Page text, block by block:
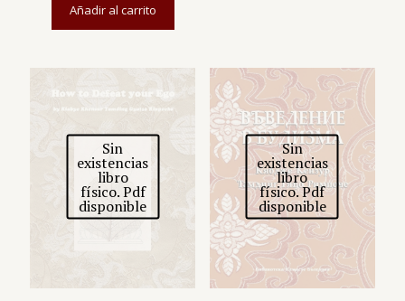
Añadir al carrito
Sin
existencias
libro
físico. Pdf
disponible
Sin
existencias
libro
físico. Pdf
disponible